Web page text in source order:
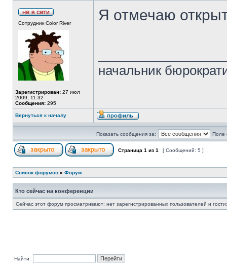
Сотрудник Color River
Зарегистрирован: 27 июл
2009, 11:32
Сообщения: 295
Я отмечаю
начальник
Вернуться к началу
Показать сообщения за: Поле
Страница 1 из 1 [ Сообщений: 5 ]
Список форумов » Форум
Кто сейчас на конференции
Сейчас этот форум просматривают: нет зарегистрированных пользователей и
Найти: